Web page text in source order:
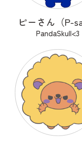
ピーさん（P-
PandaSkull<3